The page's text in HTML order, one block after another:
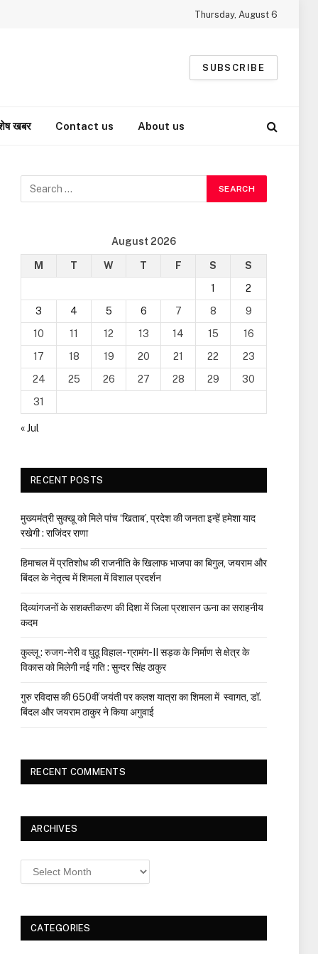
Thursday, August 6
SUBSCRIBE
खबर Contact us About us
August 2026
M T W T F S
S
1
2
3
4 5 6 7 8
9
10
11 12 13 14 15
16
17
18 19 20 21 22
23
24
25 26 27 28 29
30
31
« Jul
RECENT POSTS
मुख्यमंत्री सुक्खू को मिले पांच ‘खिताब’, प्रदेश की जनता इन्हें हमेशा याद
रखेगी : राजिंदर राणा
हिमाचल में प्रतिशोध की राजनीति के खिलाफ भाजपा का बिगुल, जयराम और
बिंदल के नेतृत्व में शिमला में विशाल प्रदर्शन
दिव्यांगजनों के सशक्तीकरण की दिशा में जिला प्रशासन ऊना का सराहनीय
कदम
कुल्लू : रुजग-नेरी व घुठू विहाल- ग्रामंग-II सड़क के निर्माण से क्षेत्र के
विकास को मिलेगी नई गति : सुन्दर सिंह ठाकुर
गुरु रविदास की 650वीं जयंती पर कलश यात्रा का शिमला में स्वागत, डॉ.
बिंदल और जयराम ठाकुर ने किया अगुवाई
RECENT COMMENTS
ARCHIVES
Archives
CATEGORIES